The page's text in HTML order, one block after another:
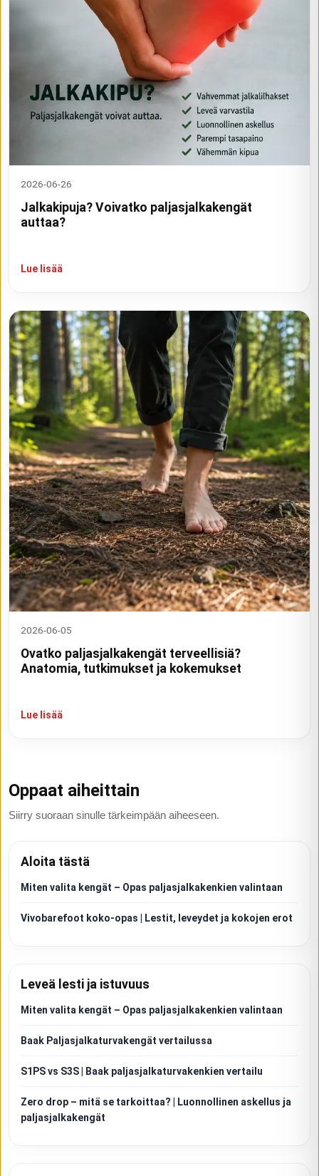
2026-06-26
Jalkakipuja? Voivatko paljasjalkakengät
auttaa?
Lue lisää
2026-06-05
Ovatko paljasjalkakengät terveellisiä?
Anatomia, tutkimukset ja kokemukset
Lue lisää
Oppaat aiheittain
Siirry suoraan sinulle tärkeimpään aiheeseen.
Aloita tästä
Miten valita kengät – Opas paljasjalkakenkien valintaan
Vivobarefoot koko-opas | Lestit, leveydet ja kokojen erot
Leveä lesti ja istuvuus
Miten valita kengät – Opas paljasjalkakenkien valintaan
Baak Paljasjalkaturvakengät vertailussa
S1PS vs S3S | Baak paljasjalkaturvakenkien vertailu
Zero drop – mitä se tarkoittaa? | Luonnollinen askellus ja
paljasjalkakengät